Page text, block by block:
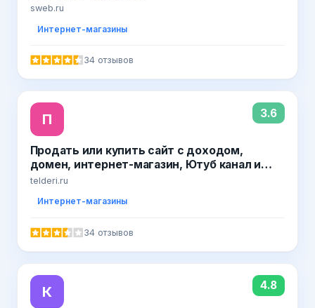
sweb.ru
Интернет-магазины
34 отзывов
П 3.6
Продать или купить сайт с доходом,
домен, интернет-магазин, Ютуб канал и
группу ВК на бирже Телдери
telderi.ru
Интернет-магазины
34 отзывов
К 4.8